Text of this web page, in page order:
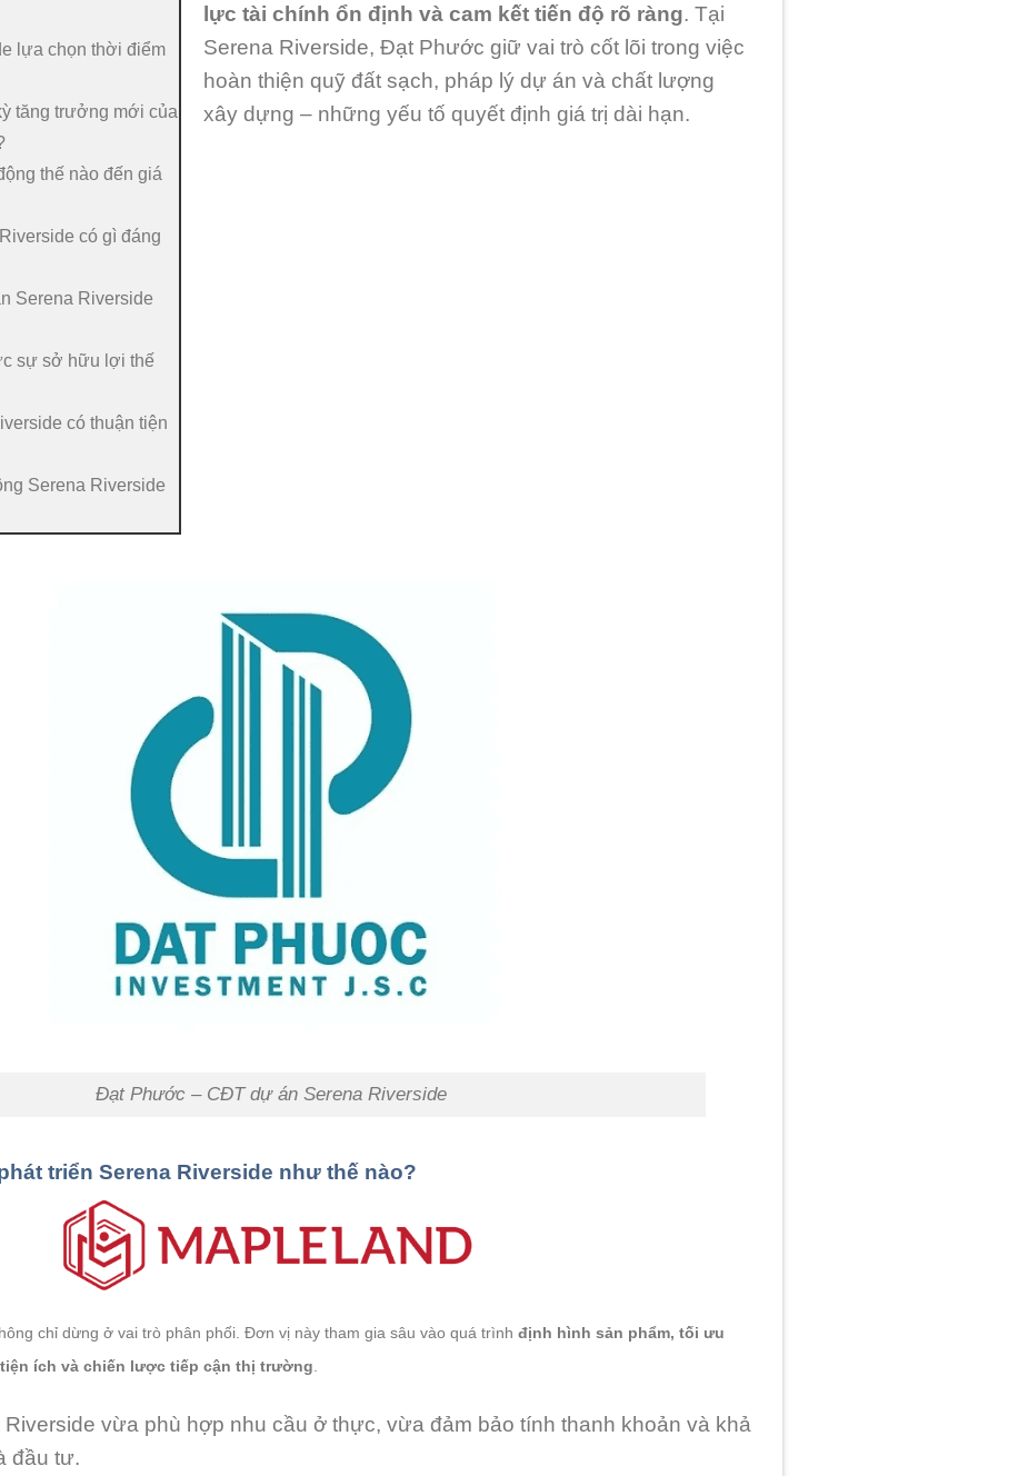
lựa chọn thời điểm
tăng trưởng mới của
thế nào đến giá
có gì đáng
Serena Riverside
sự sở hữu lợi thế
có thuận tiện
Serena Riverside
lực tài chính ổn định và cam kết tiến độ rõ ràng. Tại
Serena Riverside, Đạt Phước giữ vai trò cốt lõi trong việc
hoàn thiện quỹ đất sạch, pháp lý dự án và chất lượng
xây dựng – những yếu tố quyết định giá trị dài hạn.
Đạt Phước – CĐT dự án Serena Riverside
triển Serena Riverside như thế nào?
chỉ dừng ở vai trò phân phối. Đơn vị này tham gia sâu vào quá trình định hình sản phẩm, tối ưu
ích và chiến lược tiếp cận thị trường
vừa phù hợp nhu cầu ở thực, vừa đảm bảo tính thanh khoản và khả
đầu tư.